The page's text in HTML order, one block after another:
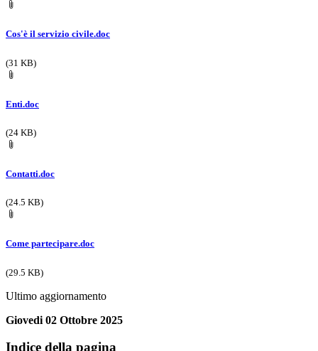
Cos'è il servizio civile.doc
(31 KB)
Enti.doc
(24 KB)
Contatti.doc
(24.5 KB)
Come partecipare.doc
(29.5 KB)
Ultimo aggiornamento
Giovedi 02 Ottobre 2025
Indice della pagina